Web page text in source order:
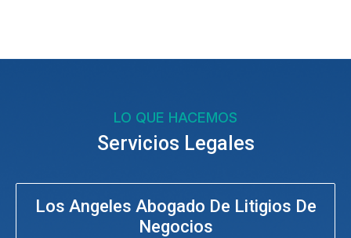
LO QUE HACEMOS
Servicios Legales
Los Angeles Abogado De Litigios De
Negocios